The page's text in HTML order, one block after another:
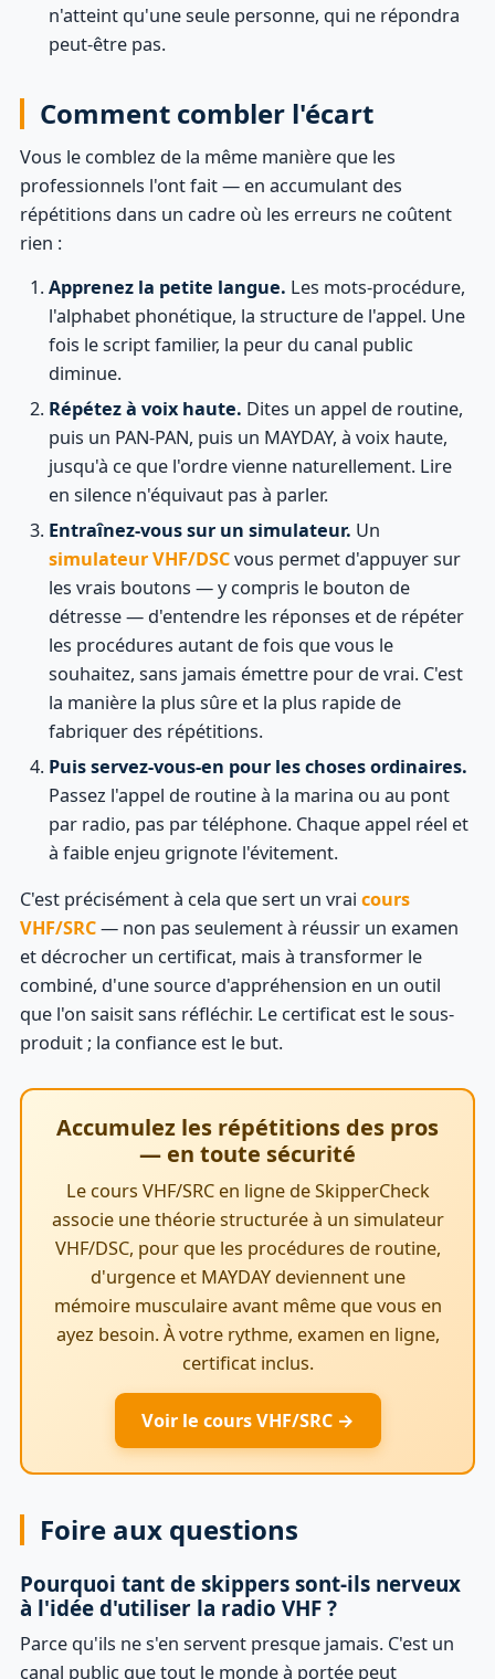
n'atteint qu'une seule personne, qui ne répondra
peut-être pas.
Comment combler l'écart
Vous le comblez de la même manière que les
professionnels l'ont fait — en accumulant des
répétitions dans un cadre où les erreurs ne coûtent
rien :
Apprenez la petite langue. Les mots-procédure,
l'alphabet phonétique, la structure de l'appel. Une
fois le script familier, la peur du canal public
diminue.
Répétez à voix haute. Dites un appel de routine,
puis un PAN-PAN, puis un MAYDAY, à voix haute,
jusqu'à ce que l'ordre vienne naturellement. Lire
en silence n'équivaut pas à parler.
Entraînez-vous sur un simulateur. Un
simulateur VHF/DSCvous permet d'appuyer sur
les vrais boutons — y compris le bouton de
détresse — d'entendre les réponses et de répéter
les procédures autant de fois que vous le
souhaitez, sans jamais émettre pour de vrai. C'est
la manière la plus sûre et la plus rapide de
fabriquer des répétitions.
Puis servez-vous-en pour les choses ordinaires.
Passez l'appel de routine à la marina ou au pont
par radio, pas par téléphone. Chaque appel réel et
à faible enjeu grignote l'évitement.
C'est précisément à cela que sert un vrai cours
VHF/SRC— non pas seulement à réussir un examen
et décrocher un certificat, mais à transformer le
combiné, d'une source d'appréhension en un outil
que l'on saisit sans réfléchir. Le certificat est le sous-
produit ; la confiance est le but.
Accumulez les répétitions des pros
— en toute sécurité
Le cours VHF/SRC en ligne de SkipperCheck
associe une théorie structurée à un simulateur
VHF/DSC, pour que les procédures de routine,
d'urgence et MAYDAY deviennent une
mémoire musculaire avant même que vous en
ayez besoin. À votre rythme, examen en ligne,
certificat inclus.
Voir le cours VHF/SRC →
Foire aux questions
Pourquoi tant de skippers sont-ils nerveux
à l'idée d'utiliser la radio VHF ?
Parce qu'ils ne s'en servent presque jamais. C'est un
canal public que tout le monde à portée peut